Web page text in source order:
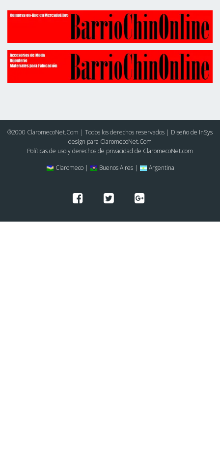
®2000 ClaromecoNet.Com | Todos los derechos reservados | Diseño de InSys
design para ClaromecoNet.Com
Políticas de uso y derechos de privacidad de ClaromecoNet.com
Claromeco |
Buenos Aires | Argentina